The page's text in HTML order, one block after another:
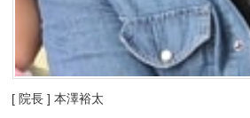
[ 院長 ] 本澤裕太